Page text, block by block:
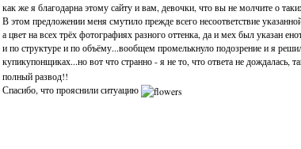
как же я благодарна этому сайту и вам, девочки, что вы не молчите о
В этом предложении меня смутило прежде всего несоответствие
а цвет на всех трёх фотографиях разного оттенка, да и мех был указан
и по структуре и по объёму...вообщем промелькнуло подозрение и я
купикупонщиках...но вот что странно - я не то, что ответа не дождалась,
полный развод!!
Спасибо, что прояснили ситуацию